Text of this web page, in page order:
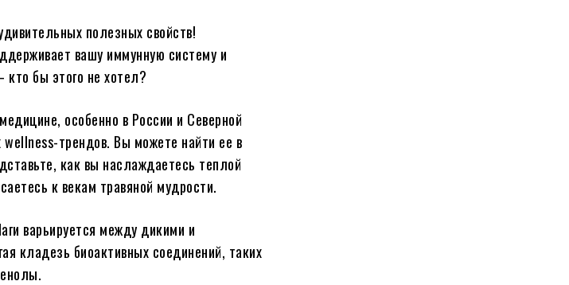
полезных свойств!
вашу иммунную систему и
бы этого не хотел?
особенно в России и Северной
трендов. Вы можете найти ее в
как вы наслаждаетесь теплой
к векам травяной мудрости.
варьируется между дикими и
кладезь биоактивных соединений, таких